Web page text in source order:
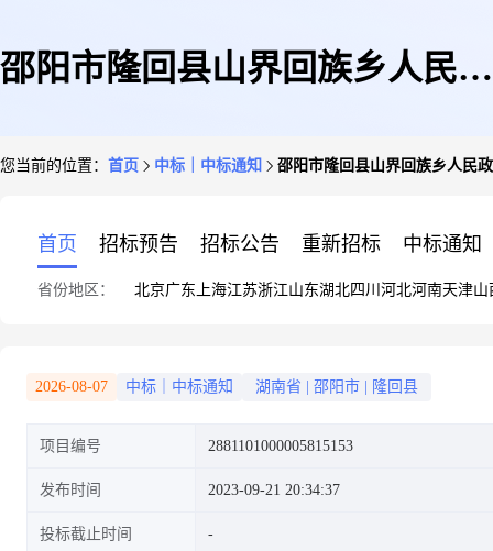
邵阳市隆回县山界回族乡人民政
您当前的位置： 首页 中标｜中标通知 邵阳市隆回县山界回族乡人民
首页 招标预告 招标公告 重新招标 中标通知
省份地区： 北京广东 上海江苏浙江山东湖北四川 河北河南天津山
2026-08-07 中标｜中标通知 湖南省 邵阳市 隆回县
项目编号 2881101000005815153
发布时间 2023-09-21 20:34:37
投标截止时间